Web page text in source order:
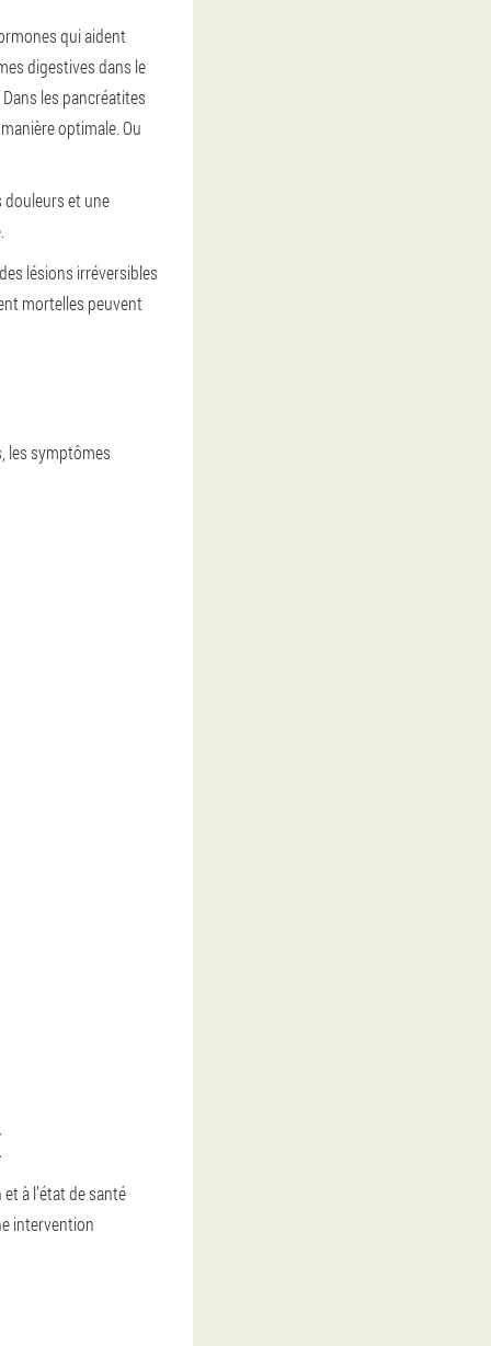
qui aident
digestives dans le
les pancréatites
optimale. Ou
douleurs et une
lésions irréversibles
mortelles peuvent
les symptômes
à l’état de santé
intervention